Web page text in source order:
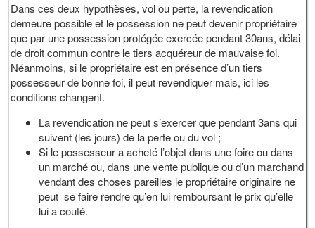
Dans ces deux hypothèses, vol ou perte, la revendication
demeure possible et le possession ne peut devenir propriétaire
que par une possession protégée exercée pendant 30ans, délai
de droit commun contre le tiers acquéreur de mauvaise foi.
Néanmoins, si le propriétaire est en présence d’un tiers
possesseur de bonne foi, il peut revendiquer mais, ici les
conditions changent.
La revendication ne peut s’exercer que pendant 3ans qui
suivent (les jours) de la perte ou du vol ;
Si le possesseur a acheté l’objet dans une foire ou dans
un marché ou, dans une vente publique ou d’un marchand
vendant des choses pareilles le propriétaire originaire ne
peut se faire rendre qu’en lui remboursant le prix qu’elle
lui a couté.